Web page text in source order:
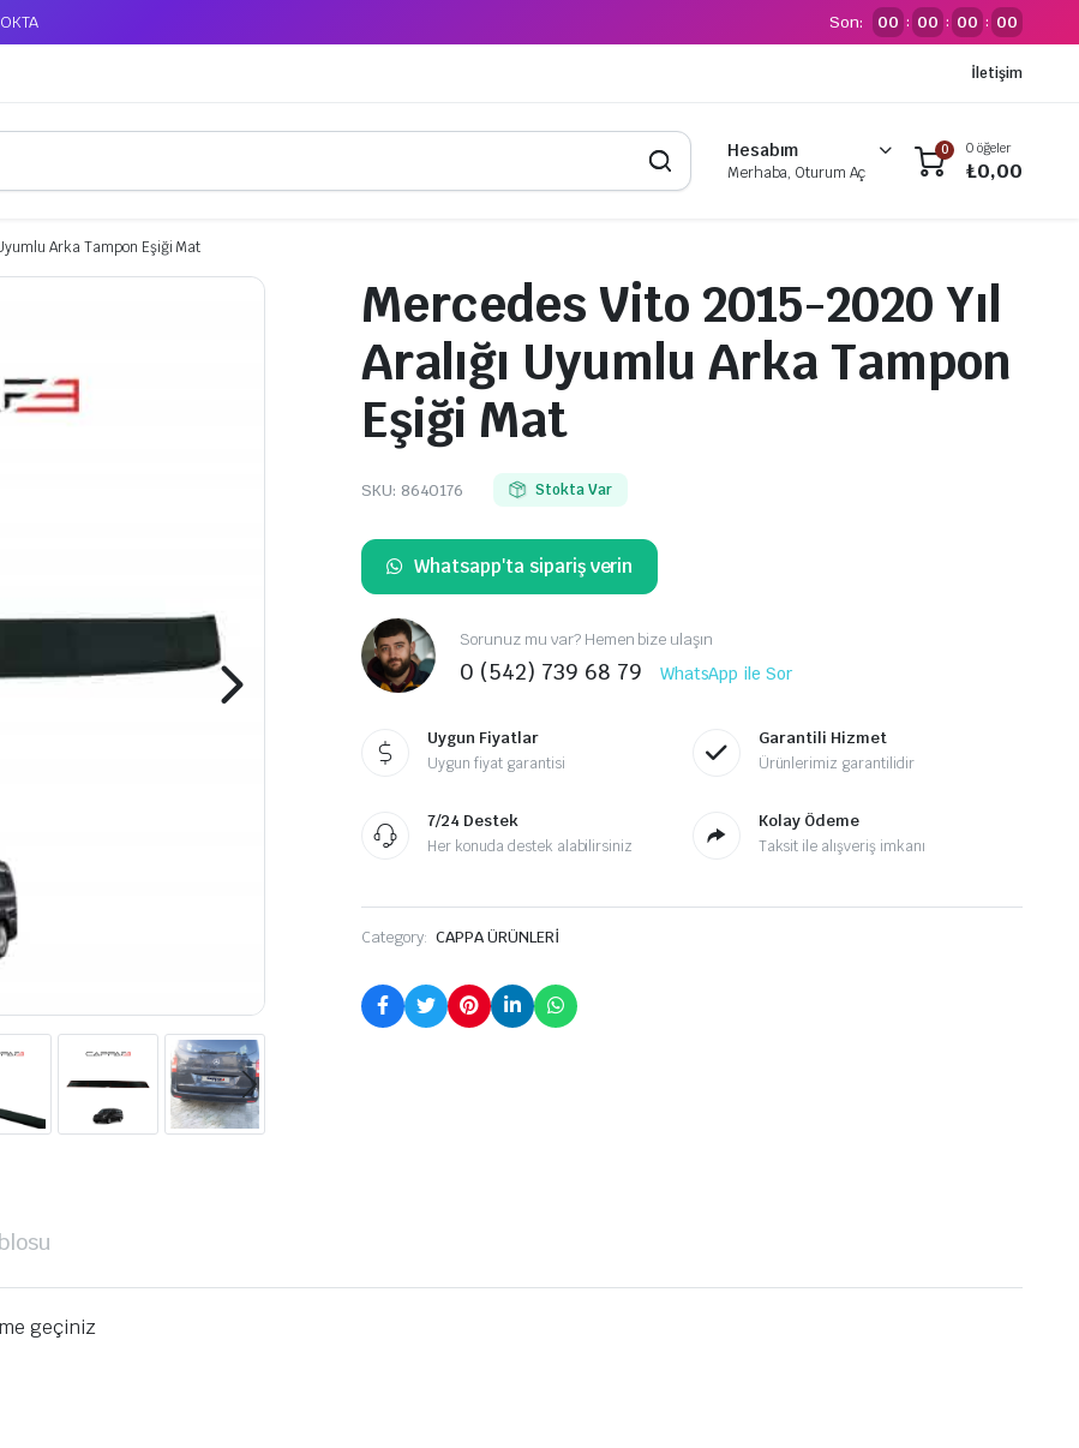
Son: 00 : 00 : 00 : 00
İletişim
Hesabım
Merhaba, Oturum Aç
0 0 öğeler
₺0,00
Arka Tampon Eşiği Mat
Mercedes Vito 2015-2020 Yıl
Aralığı Uyumlu Arka Tampon
Eşiği Mat
SKU: 8640176 Stokta Var
Whatsapp'ta sipariş verin
Sorunuz mu var? Hemen bize ulaşın
0 (542) 739 68 79 WhatsApp ile Sor
Uygun Fiyatlar
Uygun fiyat garantisi
Garantili Hizmet
Ürünlerimiz garantilidir
7/24 Destek
Her konuda destek alabilirsiniz
Kolay Ödeme
Taksit ile alışveriş imkanı
Category: CAPPA ÜRÜNLERİ
geçiniz